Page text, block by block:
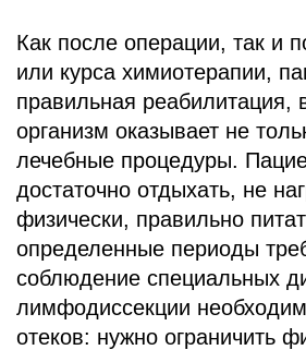
Как после операции, так и
или курса химиотерапии,
правильная реабилитация,
организм оказывает не
лечебные процедуры.
достаточно отдыхать, не
физически, правильно
определенные периоды
соблюдение специальных
лимфодиссекции
отеков: нужно ограничить